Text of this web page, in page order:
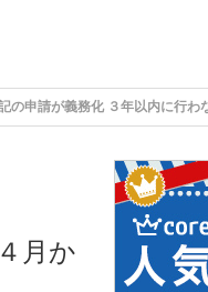
の申請が義務化 ３年以内に行わ
月か